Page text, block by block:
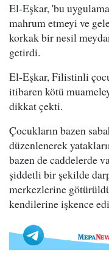
El-Eşkar, 'bu
mahrum etmeyi ve
korkak bir nesil
getirdi.
El-Eşkar, Filistinli
itibaren kötü
dikkat çekti.
Çocukların bazen
düzenlenerek
bazen de caddelerde
şiddetli bir şekilde
merkezlerine
kendilerine işkence